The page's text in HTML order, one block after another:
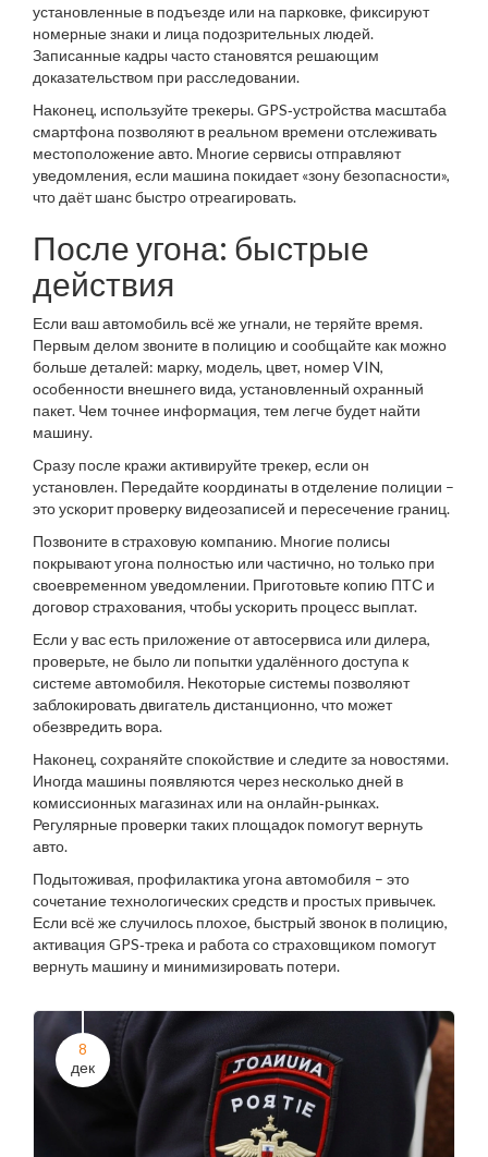
установленные в подъезде или на парковке, фиксируют
номерные знаки и лица подозрительных людей.
Записанные кадры часто становятся решающим
доказательством при расследовании.
Наконец, используйте трекеры. GPS‑устройства масштаба
смартфона позволяют в реальном времени отслеживать
местоположение авто. Многие сервисы отправляют
уведомления, если машина покидает «зону безопасности»,
что даёт шанс быстро отреагировать.
После угона: быстрые
действия
Если ваш автомобиль всё же угнали, не теряйте время.
Первым делом звоните в полицию и сообщайте как можно
больше деталей: марку, модель, цвет, номер VIN,
особенности внешнего вида, установленный охранный
пакет. Чем точнее информация, тем легче будет найти
машину.
Сразу после кражи активируйте трекер, если он
установлен. Передайте координаты в отделение полиции –
это ускорит проверку видеозаписей и пересечение границ.
Позвоните в страховую компанию. Многие полисы
покрывают угона полностью или частично, но только при
своевременном уведомлении. Приготовьте копию ПТС и
договор страхования, чтобы ускорить процесс выплат.
Если у вас есть приложение от автосервиса или дилера,
проверьте, не было ли попытки удалённого доступа к
системе автомобиля. Некоторые системы позволяют
заблокировать двигатель дистанционно, что может
обезвредить вора.
Наконец, сохраняйте спокойствие и следите за новостями.
Иногда машины появляются через несколько дней в
комиссионных магазинах или на онлайн‑рынках.
Регулярные проверки таких площадок помогут вернуть
авто.
Подытоживая, профилактика угона автомобиля – это
сочетание технологических средств и простых привычек.
Если всё же случилось плохое, быстрый звонок в полицию,
активация GPS‑трека и работа со страховщиком помогут
вернуть машину и минимизировать потери.
8
дек